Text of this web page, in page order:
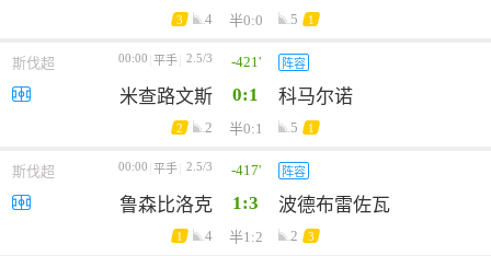
3 4 半0:0 5 1
斯伐超 00:00 平手 2.5/3 -421' 阵容
米查路文斯 0:1 科马尔诺
2 2 半0:1 5 1
斯伐超 00:00 平手 2.5/3 -417' 阵容
鲁森比洛克 1:3 波德布雷佐瓦
1 4 半1:2 2 3